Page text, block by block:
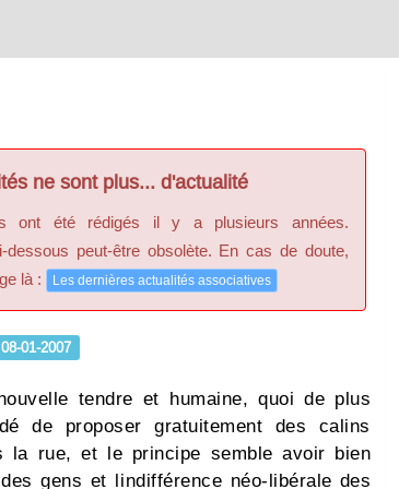
ne sont plus... d'actualité
ont été rédigés il y a plusieurs années.
dessous peut-être obsolète. En cas de doute,
là :
Les dernières actualités associatives
08-01-2007
tendre et humaine, quoi de plus
de proposer gratuitement des calins
la rue, et le principe semble avoir bien
gens et lindifférence néo-libérale des